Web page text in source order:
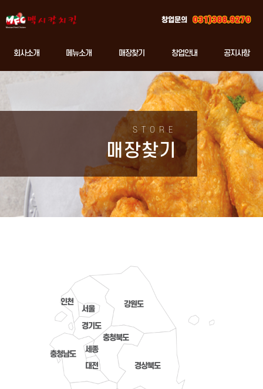
회사소개 메뉴소개 매장찾기 창업안내 공지사항
창업문의
STORE
매장찾기
인천
서울
경기도
강원도
충청북도
충청남도
세종
대전
경상북도